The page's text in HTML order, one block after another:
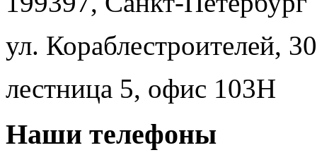
ул. Кораблестроителей, 30
лестница 5, офис 103Н
Наши телефоны